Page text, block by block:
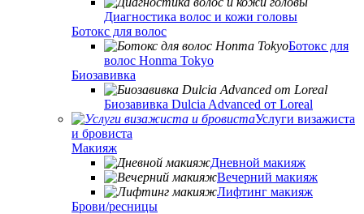
Диагностика волос и кожи головы
Ботокс для волос
Ботокс для
волос Honma Tokyo
Биозавивка
Биозавивка Dulcia Advanced от Loreal
Услуги визажиста
и бровиста
Макияж
Дневной макияж
Вечерний макияж
Лифтинг макияж
Брови/ресницы